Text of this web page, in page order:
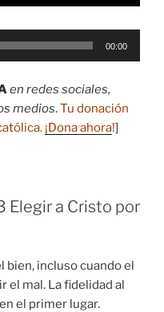
00:00
en redes sociales,
medios.Tu donación
¡Dona ahora!]
Elegir a Cristo por
bien, incluso cuando el
el mal. La fidelidad al
el primer lugar.